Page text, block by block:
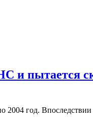
и пытается
2004 год.